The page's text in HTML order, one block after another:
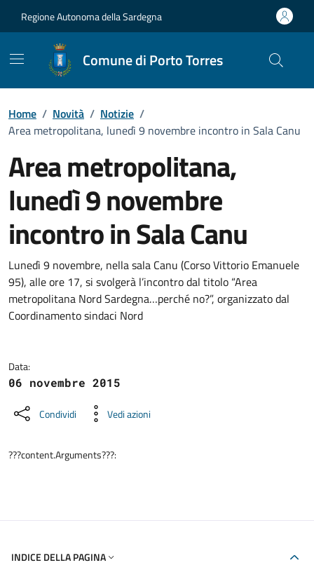
Regione Autonoma della Sardegna
Comune di Porto Torres
Home / Novità / Notizie /
Area metropolitana, lunedì 9 novembre incontro in Sala Canu
Area metropolitana,
lunedì 9 novembre
incontro in Sala Canu
Dettagli della notizia
Lunedì 9 novembre, nella sala Canu (Corso Vittorio Emanuele
95), alle ore 17, si svolgerà l’incontro dal titolo “Area
metropolitana Nord Sardegna…perché no?”, organizzato dal
Coordinamento sindaci Nord
Data:
06 novembre 2015
Condividi Vedi azioni
???content.Arguments???:
INDICE DELLA PAGINA